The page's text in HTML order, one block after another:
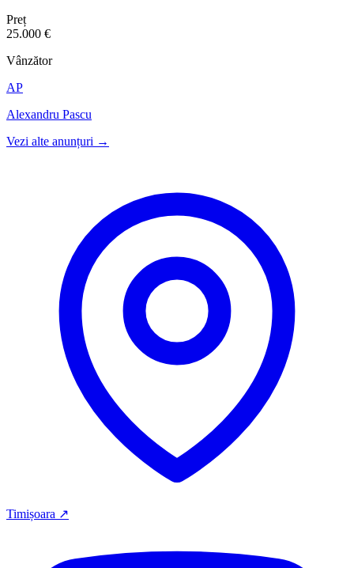
Preț
25.000 €
Vânzător
AP
Alexandru Pascu
Vezi alte anunțuri →
Timișoara ↗